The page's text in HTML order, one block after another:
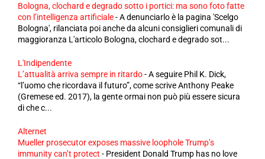
Bologna, clochard e degrado sotto i portici: ma sono foto fatte
con l’intelligenza artificiale-A denunciarlo è la pagina 'Scelgo
Bologna', rilanciata poi anche da alcuni consiglieri comunali di
maggioranza L'articolo Bologna, clochard e degrado sot...
L'Indipendente
L’attualità arriva sempre in ritardo-A seguire Phil K. Dick,
“l’uomo che ricordava il futuro”, come scrive Anthony Peake
(Gremese ed. 2017), la gente ormai non può più essere sicura
di che c...
Alternet
Mueller prosecutor exposes massive loophole Trump’s
immunity can’t protect - President Donald Trump has no love